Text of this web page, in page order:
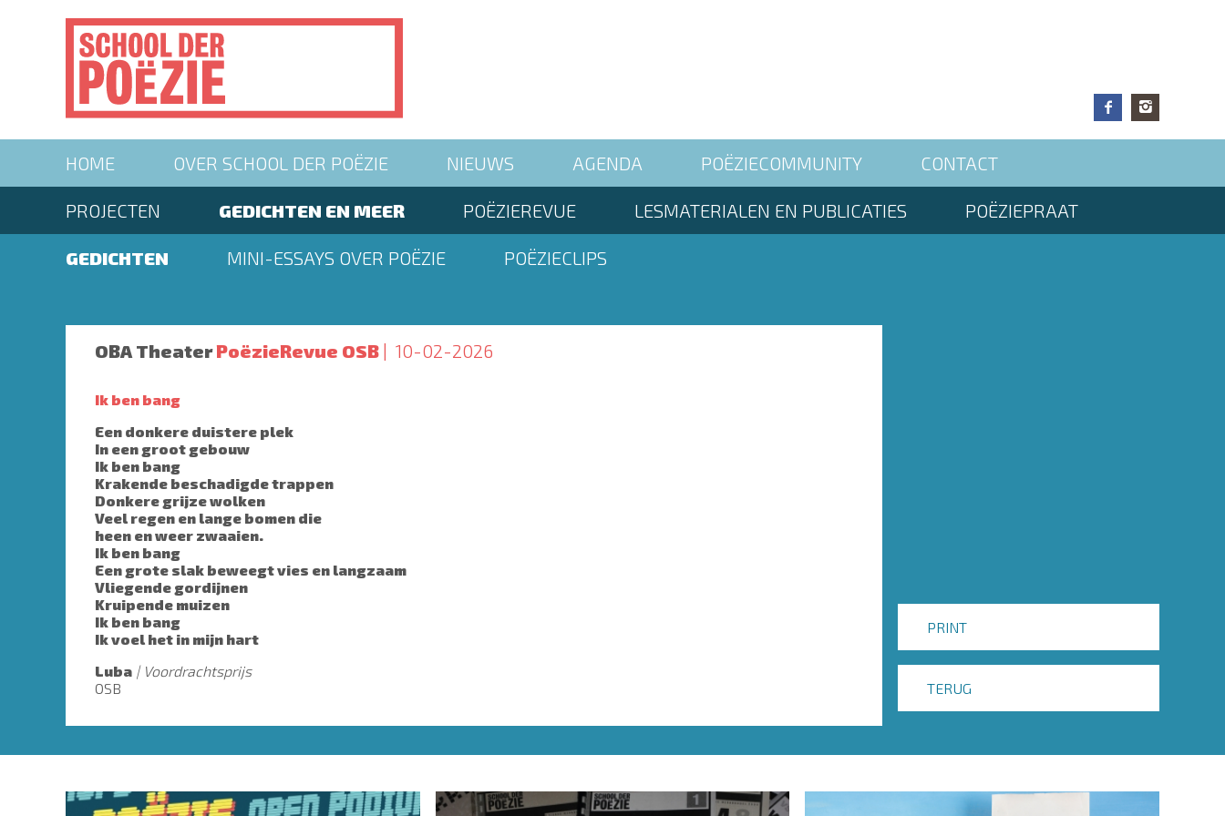
navigationHOME OVER SCHOOL DER POËZIE NIEUWS AGENDA POËZIECOMMUNITY CONTACT
PROJECTEN GEDICHTEN EN MEER POËZIEREVUE LESMATERIALEN EN PUBLICATIES POËZIEPRAAT
GEDICHTEN MINI-ESSAYS OVER POËZIE POËZIECLIPS
OBA TheaterPoëzieRevue OSB 10-02-2026
Ik ben bang
Een donkere duistere plek
In een groot gebouw
Ik ben bang
Krakende beschadigde trappen
Donkere grijze wolken
Veel regen en lange bomen die
heen en weer zwaaien.
Ik ben bang
Een grote slak beweegt vies en langzaam
Vliegende gordijnen
Kruipende muizen
Ik ben bang
Ik voel het in mijn hart
Luba
Voordrachtsprijs
OSB
PRINT
TERUG